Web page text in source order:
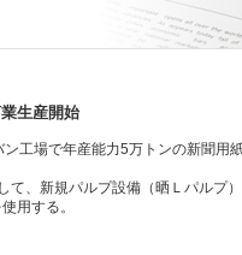
生産開始
工場で年産能力5万トンの新聞用
て、新規パルプ設備（晒Ｌパルプ
用する。